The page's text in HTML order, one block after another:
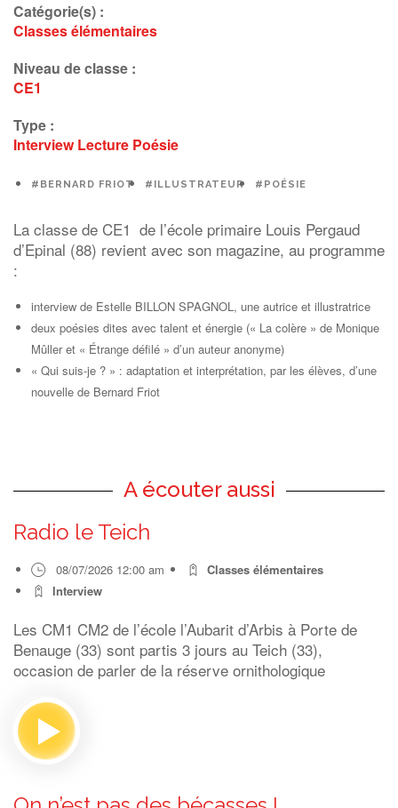
Catégorie(s) :
Classes élémentaires
Niveau de classe :
CE1
Type :
Interview Lecture Poésie
#BERNARD FRIOT #ILLUSTRATEUR #POÉSIE
La classe de CE1 de l’école primaire Louis Pergaud
d’Epinal (88) revient avec son magazine, au programme
:
interview de Estelle BILLON SPAGNOL, une autrice et illustratrice
deux poésies dites avec talent et énergie (« La colère » de Monique
Mûller et « Étrange défilé » d’un auteur anonyme)
« Qui suis-je ? » : adaptation et interprétation, par les élèves, d’une
nouvelle de Bernard Friot
A écouter aussi
Radio le Teich
08/07/2026 12:00 am
Classes élémentaires
Interview
Les CM1 CM2 de l’école l’Aubarit d’Arbis à Porte de
Benauge (33) sont partis 3 jours au Teich (33),
occasion de parler de la réserve ornithologique